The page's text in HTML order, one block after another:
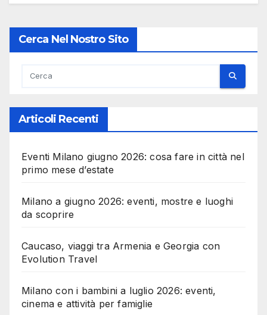
Cerca Nel Nostro Sito
Articoli Recenti
Eventi Milano giugno 2026: cosa fare in città nel
primo mese d’estate
Milano a giugno 2026: eventi, mostre e luoghi
da scoprire
Caucaso, viaggi tra Armenia e Georgia con
Evolution Travel
Milano con i bambini a luglio 2026: eventi,
cinema e attività per famiglie